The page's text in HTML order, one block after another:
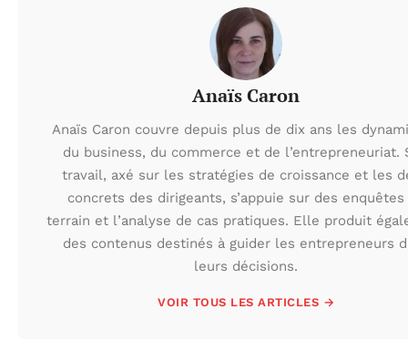
Anaïs Caron
Anaïs Caron couvre depuis plus de dix ans les
du business, du commerce et de l’entrepreneuriat.
travail, axé sur les stratégies de croissance et les
concrets des dirigeants, s’appuie sur des enquêtes
terrain et l’analyse de cas pratiques. Elle produit
des contenus destinés à guider les entrepreneurs
leurs décisions.
VOIR TOUS LES ARTICLES →